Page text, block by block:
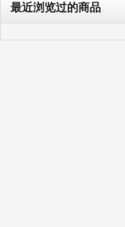
最近浏览过的商品